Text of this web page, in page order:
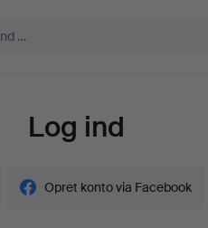
Log ind
Opret konto via Facebook